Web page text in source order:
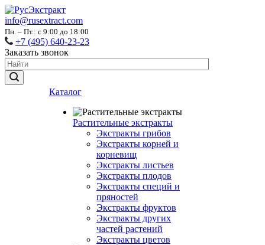
info@rusextract.com
Пн. – Пт.: с 9:00 до 18:00
+7 (495) 640-23-23
Заказать звонок
Каталог
Растительные экстракты
Экстракты грибов
Экстракты корней и
корневищ
Экстракты листьев
Экстракты плодов
Экстракты специй и
пряностей
Экстракты фруктов
Экстракты других
частей растений
Экстракты цветов